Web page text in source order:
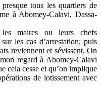
tous les quartiers de
à Abomey-Calavi, Dassa-
maires ou leurs chefs
les cas d’arrestation; puis
reviennent et sévissent. On
regard à Abomey-Calavi
cela cesse et qu’on implique
de lotissement avec